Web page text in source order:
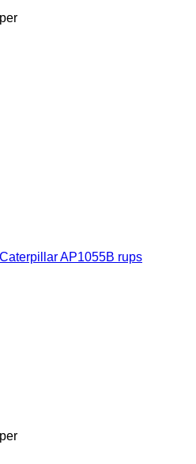
Caterpillar AP1055B rups